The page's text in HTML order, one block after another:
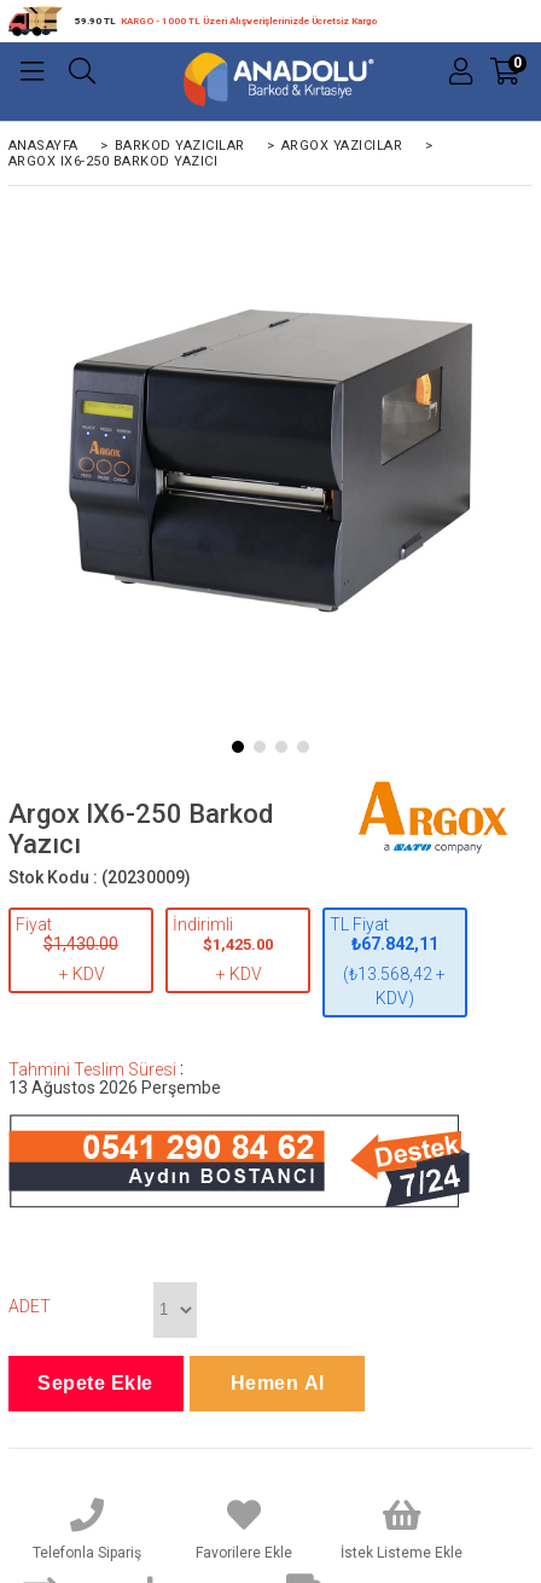
59.90 TL KARGO - 1000 TL Üzeri Alışverişlerinizde Ücretsiz Kargo
0
ANASAYFA > BARKOD YAZICILAR > ARGOX YAZICILAR
>
ARGOX IX6-250 BARKOD YAZICI
Argox IX6-250 Barkod
Yazıcı
Stok Kodu : (20230009)
Fiyat
$1,430.00
+ KDV
İndirimli
$1,425.00
+ KDV
TL Fiyat
₺67.842,11
(₺13.568,42 +
KDV)
Tahmini Teslim Süresi :
13 Ağustos 2026 Perşembe
ADET
Telefonla Sipariş Favorilere Ekle İstek Listeme Ekle